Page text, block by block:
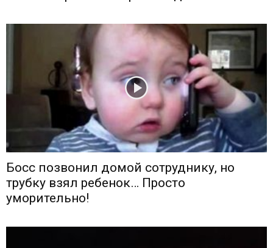
Босс позвонил домой сотруднику, но
трубку взял ребенок… Просто
уморительно!